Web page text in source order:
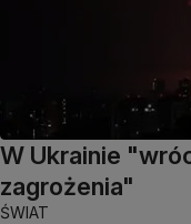
W Ukrainie
zagrożenia"
ŚWIAT